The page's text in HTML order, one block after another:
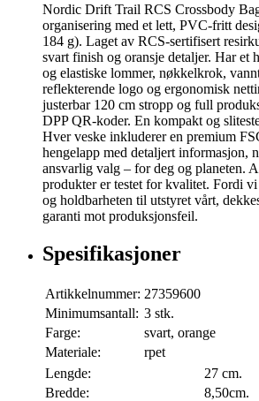
Nordic Drift Trail RCS Crossbody
organisering med et lett, PVC-fritt
184 g). Laget av RCS-sertifisert
svart finish og oransje detaljer. Har et
og elastiske lommer, nøkkelkrok,
reflekterende logo og ergonomisk
justerbar 120 cm stropp og full
DPP QR-koder. En kompakt og
Hver veske inkluderer en premium
hengelapp med detaljert informasjon,
ansvarlig valg – for deg og planeten.
produkter er testet for kvalitet. Fordi
og holdbarheten til utstyret vårt,
garanti mot produksjonsfeil.
Spesifikasjoner
Artikkelnummer: 27359600
Minimumsantall: 3 stk.
Farge:
svart, orange
Materiale:
rpet
Lengde:
27 cm.
Bredde:
8,50cm.